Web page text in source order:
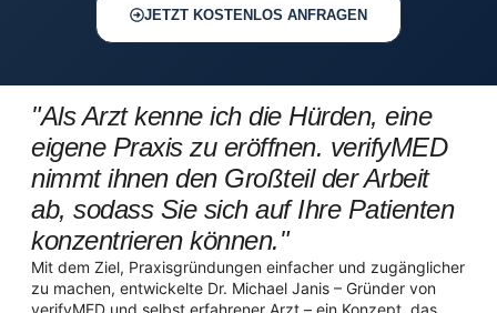
JETZT KOSTENLOS ANFRAGEN
"Als Arzt kenne ich die Hürden, eine
eigene Praxis zu eröffnen. verifyMED
nimmt ihnen den Großteil der Arbeit
ab, sodass Sie sich auf Ihre Patienten
konzentrieren können."
Mit dem Ziel, Praxisgründungen einfacher und zugänglicher
zu machen, entwickelte Dr. Michael Janis – Gründer von
verifyMED und selbst erfahrener Arzt – ein Konzept, das